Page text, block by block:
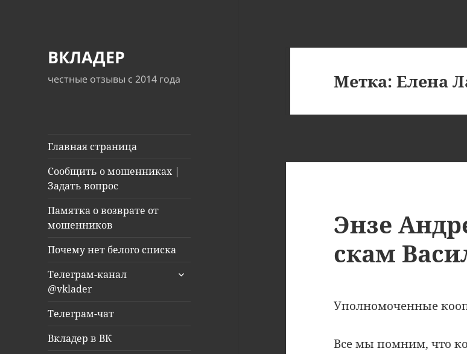
ВКЛАДЕР
честные отзывы с 2014 года
Главная страница
Сообщить о мошенниках |
Задать вопрос
Памятка о возврате от
мошенников
Почему нет белого списка
Телеграм-канал
@vklader
раскрыть
Телеграм-чат
Вкладер в ВК
Метка:Елена
Энзе
скам
Уполномоченные
Все мы помним, что